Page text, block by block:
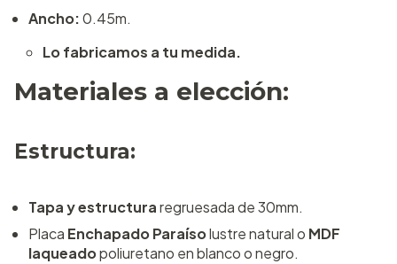
Ancho:0.45m.
Lo fabricamos a tu medida.
Materiales a elección:
Estructura:
Tapa y estructuraregruesada de 30mm.
Placa Enchapado Paraísolustre natural o MDF
laqueadopoliuretano en blanco o negro.